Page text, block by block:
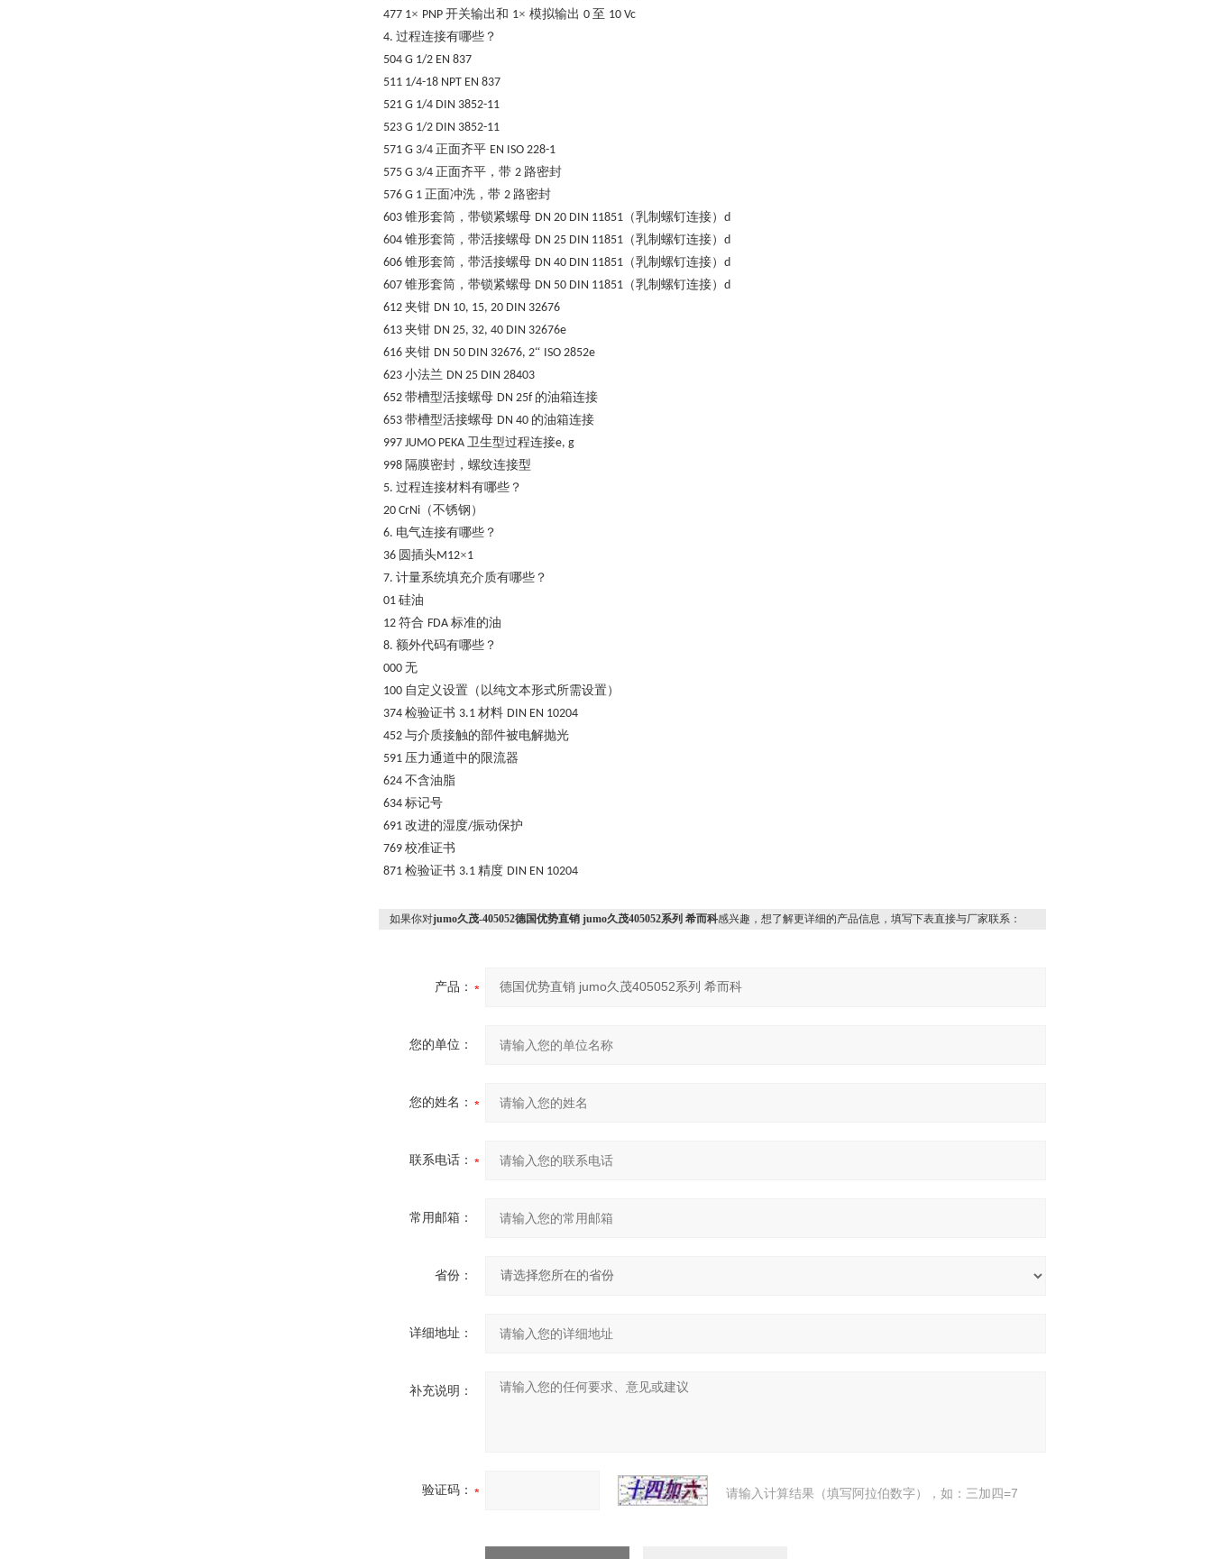
477 1× PNP 开关输出和 1× 模拟输出 0 至 10 Vc
4. 过程连接有哪些？
504 G 1/2 EN 837
511 1/4-18 NPT EN 837
521 G 1/4 DIN 3852-11
523 G 1/2 DIN 3852-11
571 G 3/4 正面齐平 EN ISO 228-1
575 G 3/4 正面齐平，带 2 路密封
576 G 1 正面冲洗，带 2 路密封
603 锥形套筒，带锁紧螺母 DN 20 DIN 11851 （乳制螺钉连接） d
604 锥形套筒，带活接螺母 DN 25 DIN 11851 （乳制螺钉连接） d
606 锥形套筒，带活接螺母 DN 40 DIN 11851 （乳制螺钉连接） d
607 锥形套筒，带锁紧螺母 DN 50 DIN 11851 （乳制螺钉连接） d
612 夹钳 DN 10, 15, 20 DIN 32676
613 夹钳 DN 25, 32, 40 DIN 32676e
616 夹钳 DN 50 DIN 32676, 2“ ISO 2852e
623 小法兰 DN 25 DIN 28403
652 带槽型活接螺母 DN 25f 的油箱连接
653 带槽型活接螺母 DN 40 的油箱连接
997 JUMO PEKA 卫生型过程连接e, g
998 隔膜密封，螺纹连接型
5. 过程连接材料有哪些？
20 CrNi （不锈钢）
6. 电气连接有哪些？
36 圆插头M12×1
7. 计量系统填充介质有哪些？
01 硅油
12 符合 FDA 标准的油
8. 额外代码有哪些？
000 无
100 自定义设置（以纯文本形式所需设置）
374 检验证书 3.1 材料 DIN EN 10204
452 与介质接触的部件被电解抛光
591 压力通道中的限流器
624 不含油脂
634 标记号
691 改进的湿度/振动保护
769 校准证书
871 检验证书 3.1 精度 DIN EN 10204
如果你对jumo久茂-405052德国优势直销 jumo久茂405052系列 希而科感兴趣，想了解更详细的产品信息，填写下表直接与厂家联系：
产品：
您的单位：
您的姓名：
联系电话：
常用邮箱：
省份：
详细地址：
补充说明：
验证码： 请输入计算结果（填写阿拉伯数字），如：三加四=7